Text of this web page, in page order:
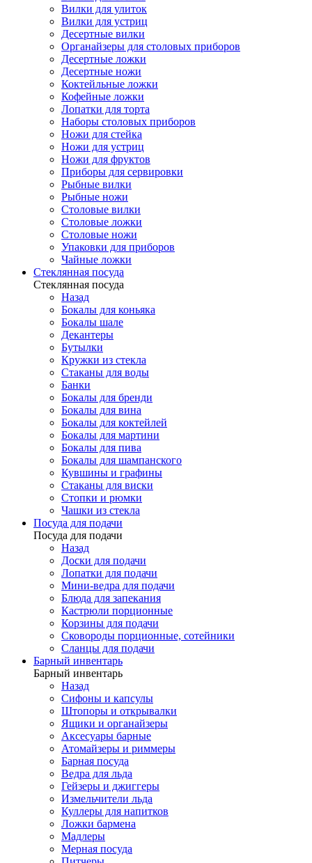
Вилки для улиток
Вилки для устриц
Десертные вилки
Органайзеры для столовых приборов
Десертные ложки
Десертные ножи
Коктейльные ложки
Кофейные ложки
Лопатки для торта
Наборы столовых приборов
Ножи для стейка
Ножи для устриц
Ножи для фруктов
Приборы для сервировки
Рыбные вилки
Рыбные ножи
Столовые вилки
Столовые ложки
Столовые ножи
Упаковки для приборов
Чайные ложки
Стеклянная посуда
Стеклянная посуда
Назад
Бокалы для коньяка
Бокалы шале
Декантеры
Бутылки
Кружки из стекла
Стаканы для воды
Банки
Бокалы для бренди
Бокалы для вина
Бокалы для коктейлей
Бокалы для мартини
Бокалы для пива
Бокалы для шампанского
Кувшины и графины
Стаканы для виски
Стопки и рюмки
Чашки из стекла
Посуда для подачи
Посуда для подачи
Назад
Доски для подачи
Лопатки для подачи
Мини-ведра для подачи
Блюда для запекания
Кастрюли порционные
Корзины для подачи
Сковороды порционные, сотейники
Сланцы для подачи
Барный инвентарь
Барный инвентарь
Назад
Сифоны и капсулы
Штопоры и открывалки
Ящики и органайзеры
Аксесуары барные
Атомайзеры и риммеры
Барная посуда
Ведра для льда
Гейзеры и джиггеры
Измельчители льда
Куллеры для напитков
Ложки бармена
Мадлеры
Мерная посуда